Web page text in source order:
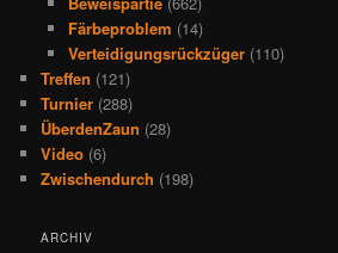
Färbeproblem (14)
Verteidigungsrückzüger(110)
Treffen (121)
Turnier (288)
ÜberdenZaun (28)
Video (6)
Zwischendurch (198)
ARCHIV